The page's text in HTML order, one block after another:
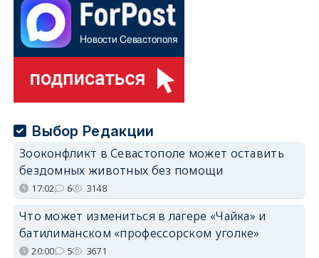
Выбор Редакции
Зооконфликт в Севастополе может оставить
бездомных животных без помощи
17:02 6 3148
Что может измениться в лагере «Чайка» и
батилиманском «профессорском уголке»
20:00 5 3671